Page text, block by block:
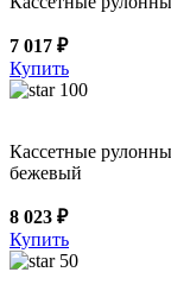
7 017 ₽
Купить
100
Кассетные
бежевый
8 023 ₽
Купить
50